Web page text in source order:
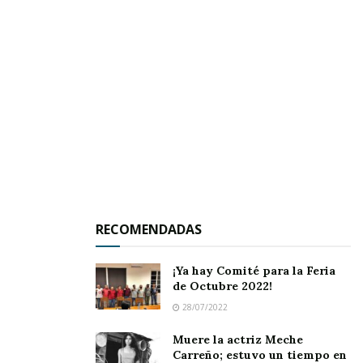
Cuadragésimo Ayuntamiento de Jala
reconoció y agradeció la participación de
y todos los corredores, destacando el valor de
RECOMENDADAS
¡Ya hay Comité para la Feria
de Octubre 2022!
28/07/2022
Muere la actriz Meche
Carreño; estuvo un tiempo en